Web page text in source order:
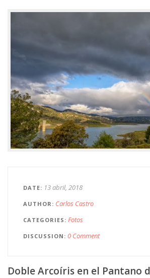
DATE 13 abril, 2018
AUTHOR Carlos Castro
CATEGORIES Fotos
DISCUSSION 0 Comment
Doble Arcoíris en el Pantano